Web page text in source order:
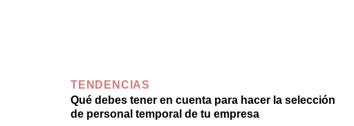
TENDENCIAS
Qué debes tener en cuenta para hacer la selección
de personal temporal de tu empresa